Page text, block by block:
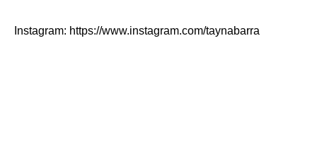
Instagram: https://www.instagram.com/taynabarra